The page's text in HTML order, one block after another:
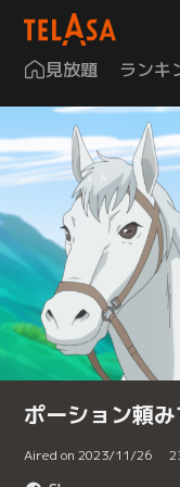
見放題 ランキ
ポーション頼
Aired on 2023/11/26